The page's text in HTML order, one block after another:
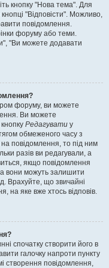
кнопку "Нова тема". Для
"Відповісти". Можливо,
повідомлення.
форуму або теми.
"Ви можете додавати
форуму, ви можете
Ви можете
Редагувати у
обмеженого часу з
повідомлення, то під ним
разів ви редагували, а
якщо повідомлення
вони можуть залишити
Врахуйте, що звичайні
на яке вже хтось відповів.
спочатку створити його в
галочку напроти пункту
створення повідомлення,